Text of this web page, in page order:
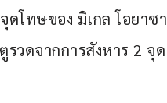
โทษของ มิเกล โอยาซา
วดจากการสังหาร 2 จุด